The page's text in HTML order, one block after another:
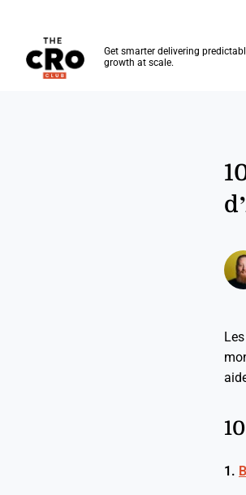
Get smarter delivering
growth at scale.
1.